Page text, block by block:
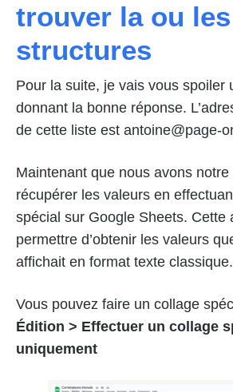
trouver la ou
structures
Pour la suite, je vais vous spoiler
donnant la bonne réponse.
de cette liste est antoine@page-
Maintenant que nous avons
récupérer les valeurs en
spécial sur Google Sheets. Cette
permettre d’obtenir les valeurs
affichait en format texte classique.
Vous pouvez faire un collage
Édition > Effectuer un collage
uniquement